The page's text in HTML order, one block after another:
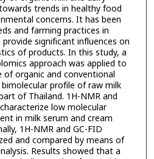
trends in healthy food
concerns. It has been
and farming practices in
significant influences on
of products. In this study, a
approach was applied to
organic and conventional
profile of raw milk
of Thailand. 1H-NMR and
low molecular
in milk serum and cream
1H-NMR and GC-FID
and compared by means of
Results showed that a